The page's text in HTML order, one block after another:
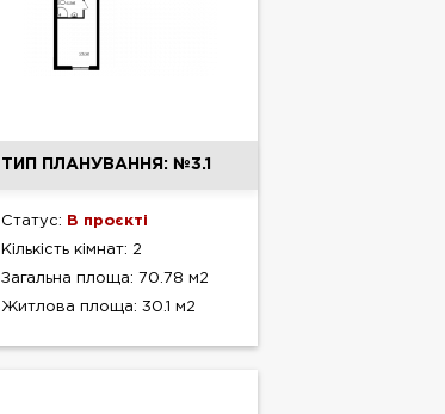
ТИП ПЛАНУВАННЯ: №3.1
Статус: В проєкті
Кількість кімнат: 2
Загальна площа: 70.78 м2
Житлова площа: 30.1 м2